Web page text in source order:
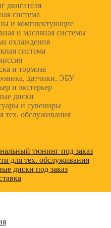
двигателя
система
и комплектующие
и масляная системы
охлаждения
система
и тормоза
датчики, ЭБУ
и экстерьер
диски
и сувениры
тех. обслуживания
тюнинг под заказ
для тех. обслуживания
диски под заказ